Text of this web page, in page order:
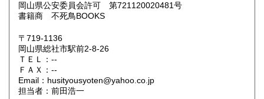
滋賀県 300円
大阪府 300円
奈良県
鳥取県
岡山県公安委員会許可 第721120020481号
書籍商 不死鳥BOOKS
〒719-1136
岡山県総社市駅前2-8-26
ＴＥＬ：--
ＦＡＸ：--
Email：husityousyoten@yahoo.co.jp
担当者：前田浩一